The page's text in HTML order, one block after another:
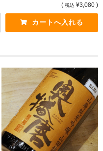
）
ｰﾆｭ
ｴｰﾙ）
( 税込 ¥3,080 )